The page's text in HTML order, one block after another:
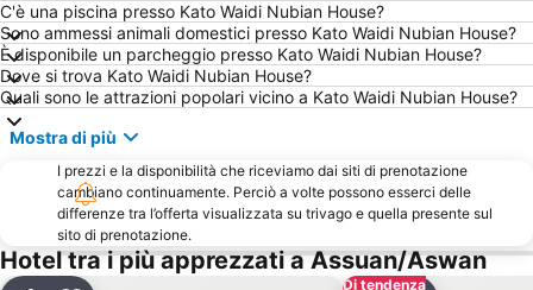
C'è una piscina presso Kato Waidi Nubian House?
Sono ammessi animali domestici presso Kato Waidi Nubian House?
È disponibile un parcheggio presso Kato Waidi Nubian House?
Dove si trova Kato Waidi Nubian House?
Quali sono le attrazioni popolari vicino a Kato Waidi Nubian House?
Mostra di più
I prezzi e la disponibilità che riceviamo dai siti di prenotazione
cambiano continuamente. Perciò a volte possono esserci delle
differenze tra l’offerta visualizzata su trivago e quella presente sul
sito di prenotazione.
Hotel tra i più apprezzati a Assuan/Aswan
Di tendenza